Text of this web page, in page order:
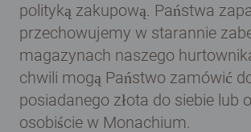
polityką zakupową. Państwa
przechowujemy w starannie
magazynach naszego
chwili mogą Państwo zamówić
posiadanego złota do siebie lub
osobiście w Monachium.